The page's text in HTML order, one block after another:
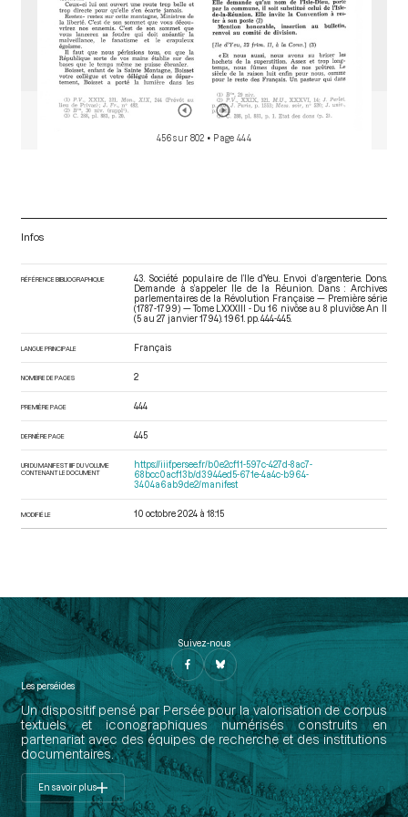
456 sur 802 • Page 444
Infos
RÉFÉRENCE BIBLIOGRAPHIQUE
43. Société populaire de l’Ile d’Yeu. Envoi d’argenterie. Dons.
Demande à s’appeler Ile de la Réunion. Dans : Archives
parlementaires de la Révolution Française — Première série
(1787-1799) — Tome LXXXIII - Du 16 nivôse au 8 pluviôse An II
(5 au 27 janvier 1794) . 1961. pp. 444-445.
LANGUE PRINCIPALE Français
NOMBRE DE PAGES 2
PREMIÈRE PAGE 444
DERNIÈRE PAGE 445
URI DU MANIFEST IIIF DU VOLUME
CONTENANT LE DOCUMENT
https://iiif.persee.fr/b0e2cf11-597c-427d-8ac7-
68bcc0acf13b/d3944ed5-671e-4a4c-b964-
3404a6ab9de2/manifest
MODIFIÉ LE 10 octobre 2024 à 18:15
Suivez-nous
Les perséides
Un dispositif pensé par Persée pour la valorisation de corpus
textuels et iconographiques numérisés construits en
partenariat avec des équipes de recherche et des institutions
documentaires.
En savoir plus